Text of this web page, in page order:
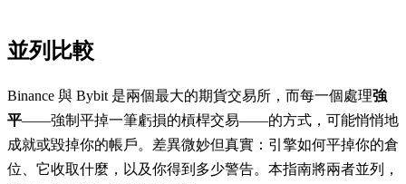
並列比較
Binance 與 Bybit 是兩個最大的期貨交易所，而每一個處理強
平——強制平掉一筆虧損的槓桿交易——的方式，可能悄悄地
成就或毀掉你的帳戶。差異微妙但真實：引擎如何平掉你的倉
位、它收取什麼，以及你得到多少警告。本指南將兩者並列，